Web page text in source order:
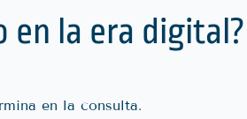
en la era digital?
en la consulta.